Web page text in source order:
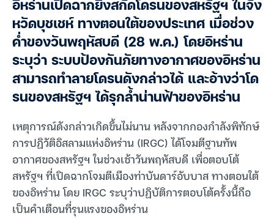
อิหร่านเปิดฉากยิงสกัดโดรนของสหรัฐฯ ในจัง
หวัดบุชเชห์ ทางตอนใต้ของประเทศ เมื่อช่วง
ค่ำของวันพฤหัสบดี (28 พ.ค.) โดยอิหร่าน
ระบุว่า ระบบป้องกันภัยทางอากาศของอิหร่าน
สามารถทำลายโดรนดังกล่าวได้ และอ้างว่าโด
รนของสหรัฐฯ ได้รุกล้ำน่านฟ้าของอิหร่าน
เหตุการณ์ดังกล่าวเกิดขึ้นไม่นาน หลังจากกองกำลังพิทักษ์
การปฏิวัติอิสลามแห่งอิหร่าน (IRGC) ได้โจมตีฐานทัพ
อากาศของสหรัฐฯ ในช่วงเช้าวันพฤหัสบดี เพื่อตอบโต้
สหรัฐฯ ที่เปิดฉากโจมตีเมืองท่าบันดาร์อับบาส ทางตอนใต้
ของอิหร่าน โดย IRGC ระบุว่าปฏิบัติการตอบโต้ครั้งนี้ถือ
เป็นคำเตือนที่รุนแรงของอิหร่าน